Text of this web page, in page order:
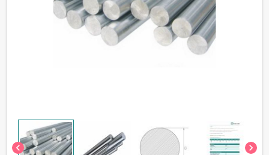
chevron_left chevron_right